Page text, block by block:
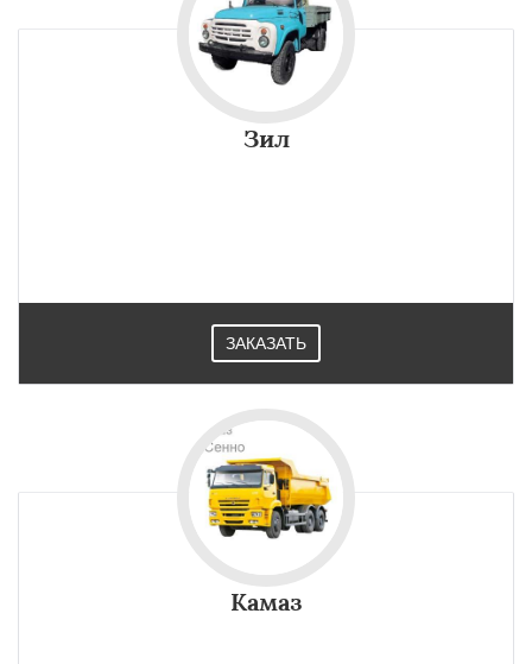
Зил
ЗАКАЗАТЬ
Камаз